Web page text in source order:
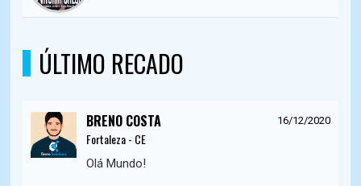
ÚLTIMO RECADO
BRENO COSTA 16/12/2020
Fortaleza - CE
Olá Mundo!